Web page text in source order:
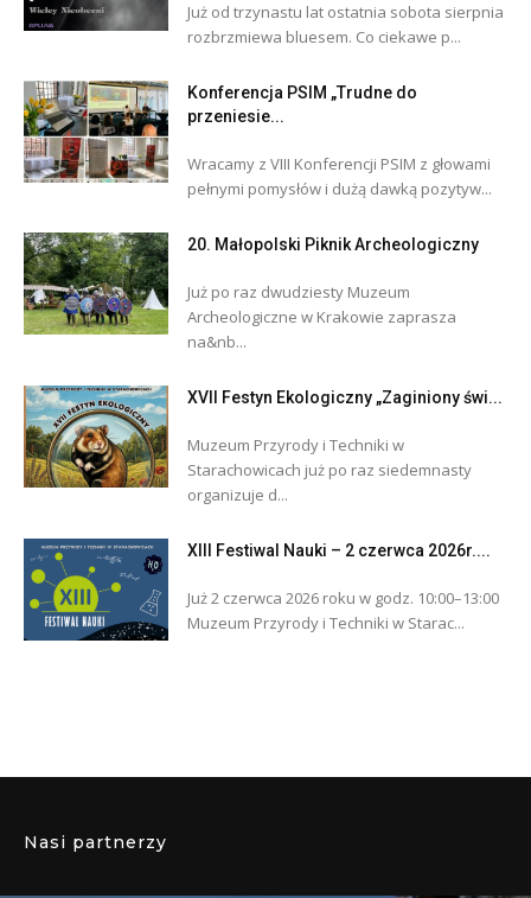
Już od trzynastu lat ostatnia sobota sierpnia
rozbrzmiewa bluesem. Co ciekawe p...
Konferencja PSIM „Trudne do
przeniesie...
Wracamy z VIII Konferencji PSIM z głowami
pełnymi pomysłów i dużą dawką pozytyw...
20. Małopolski Piknik Archeologiczny
Już po raz dwudziesty Muzeum
Archeologiczne w Krakowie zaprasza
na&nb...
XVII Festyn Ekologiczny „Zaginiony świ...
Muzeum Przyrody i Techniki w
Starachowicach już po raz siedemnasty
organizuje d...
XIII Festiwal Nauki – 2 czerwca 2026r....
Już 2 czerwca 2026 roku w godz. 10:00–13:00
Muzeum Przyrody i Techniki w Starac...
Nasi partnerzy